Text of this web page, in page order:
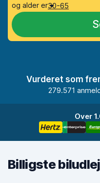
og alder er30-65
Vurderet som
279.571
Over
Billigste